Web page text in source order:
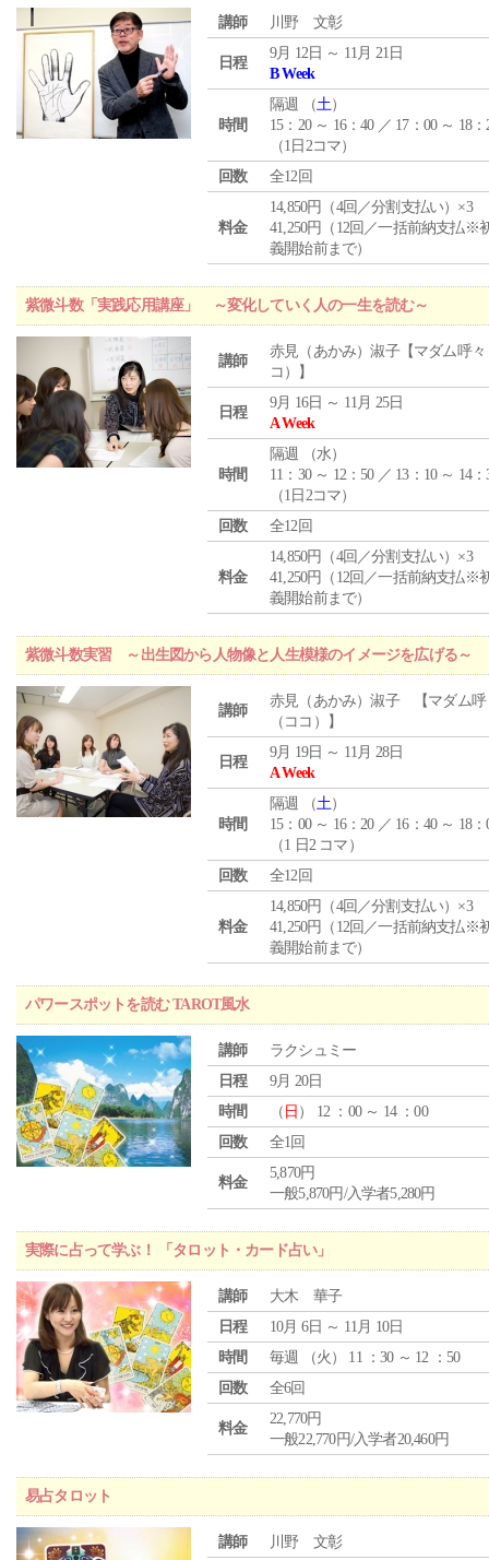
講師 川野 文彰
日程
9月 12日 ～ 11月 21日
B Week
時間
隔週 （土）
15：20 ～ 16：40 ／ 17：00 ～ 18：
（1日2コマ）
回数
全12回
料金
14,850円（4回／分割支払い）×3
41,250円（12回／一括前納支払※
義開始前まで）
紫微斗数「実践応用講座」 ～変化していく人の一生を読む～
講師
赤見（あかみ）淑子【マダム呼々
コ）】
日程
9月 16日 ～ 11月 25日
A Week
時間
隔週 （水）
11：30 ～ 12：50 ／ 13：10 ～ 14：
（1日2コマ）
回数
全12回
料金
14,850円（4回／分割支払い）×3
41,250円（12回／一括前納支払※
義開始前まで）
紫微斗数実習 ～出生図から人物像と人生模様のイメージを広げる～
講師
赤見（あかみ）淑子 【マダム呼
（ココ）】
日程
9月 19日 ～ 11月 28日
A Week
時間
隔週 （土）
15：00 ～ 16：20 ／ 16：40 ～ 18：
（1 日2 コマ）
回数
全12回
料金
14,850円（4回／分割支払い）×3
41,250円（12回／一括前納支払※
義開始前まで）
パワースポットを読む TAROT風水
講師
ラクシュミー
日程
9月 20日
時間
（ 日 ） 12 ：00 ～ 14 ：00
回数
全1回
料金
5,870円
一般5,870円/入学者5,280円
実際に占って学ぶ！ 「タロット・カード占い」
講師
大木 華子
日程
10月 6日 ～ 11月 10日
時間
毎週 （火 ） 11 ：30 ～ 12 ：50
回数
全6回
料金
22,770円
一般22,770円/入学者20,460円
易占タロット
講師 川野 文彰